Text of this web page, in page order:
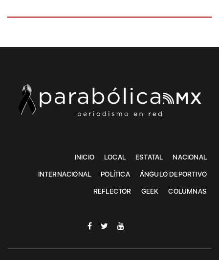
INICIO LOCAL ESTATAL NACIONAL
INTERNACIONAL POLÍTICA ÁNGULO DEPORTIVO
REFLECTOR GEEK COLUMNAS